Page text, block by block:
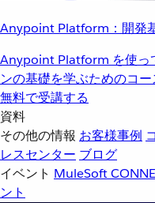
Anypoint Platform：開発
Anypoint Platform を使っ
ンの基礎を学ぶためのコー
無料で受講する
資料
その他の情報 お客様事例
レスセンター ブログ
イベント MuleSoft
ント